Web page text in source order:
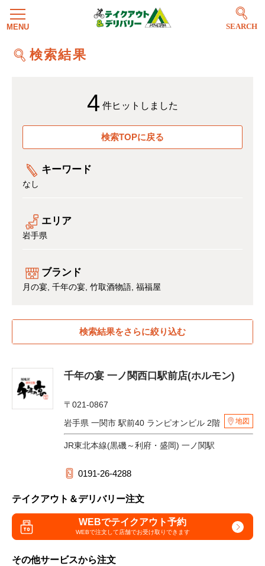
SEARCH
検索結果
4 件ヒットしました
検索TOPに戻る
キーワード
なし
エリア
岩手県
ブランド
月の宴 千年の宴 竹取酒物語 福福屋
検索結果をさらに絞り込む
千年の宴 一ノ関西口駅前店(ホルモン)
〒021-0867
岩手県 一関市 駅前40 ランピオンビル 2階
地図
JR東北本線(黒磯～利府・盛岡) 一ノ関駅
0191-26-4288
テイクアウト＆デリバリー注文
WEBでテイクアウト予約
WEBで注文して店舗でお受け取りできます
その他サービスから注文